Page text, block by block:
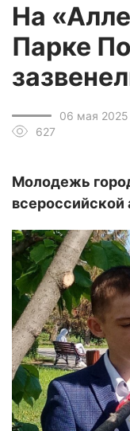
На
Парке
06 мая
627
Молодежь
всероссийской